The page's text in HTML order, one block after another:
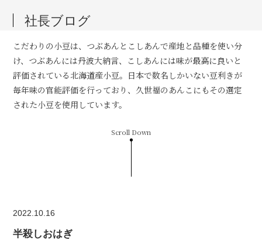
社長ブログ
こだわりの小豆は、つぶあんとこしあんで産地と品種を使い分
け、つぶあんには丹波大納言、こしあんには味が最高に良いと
評価されている北海道産小豆。日本で数名しかいない豆利きが
毎年味の官能評価を行っており、久世福のあんこにもその選定
された小豆を使用しています。
Scroll Down
2022.10.16
半殺しおはぎ